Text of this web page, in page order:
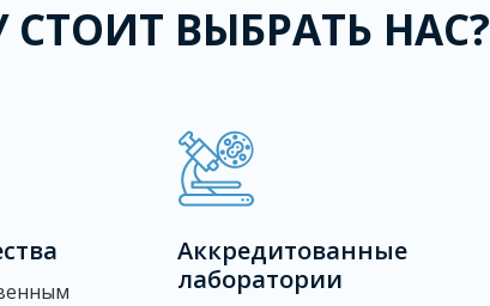
ВЫБРАТЬ НАС?
Аккредитованные
лаборатории